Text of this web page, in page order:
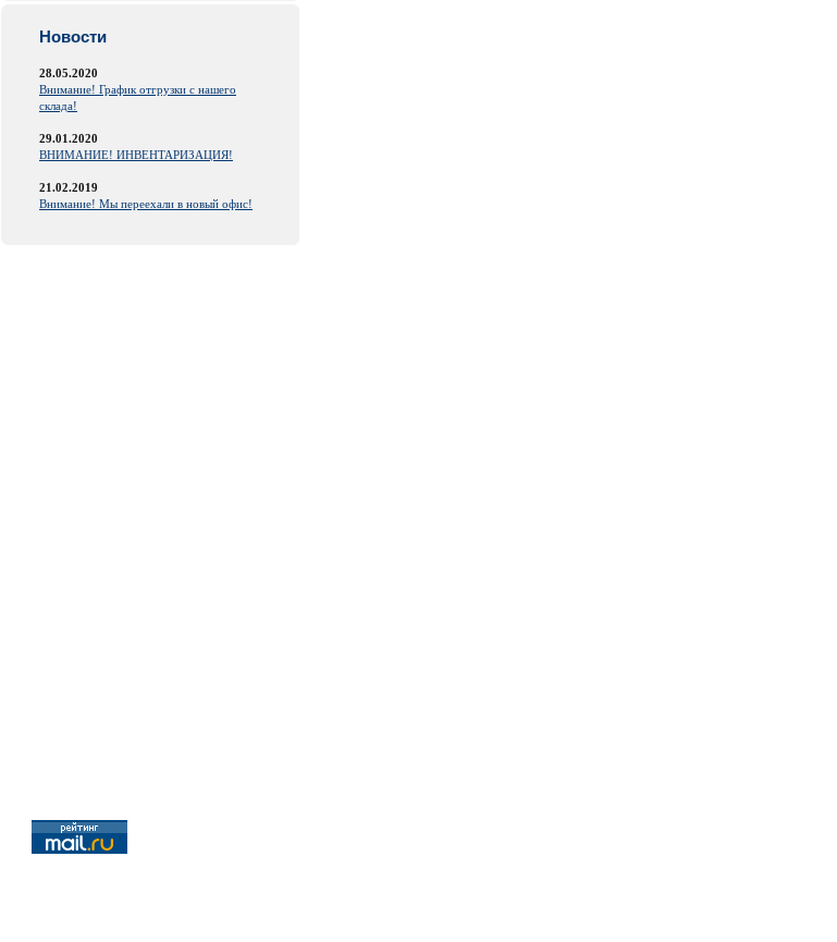
Новости
28.05.2020
Внимание! График отгрузки с нашего
склада!
29.01.2020
ВНИМАНИЕ! ИНВЕНТАРИЗАЦИЯ!
21.02.2019
Внимание! Мы переехали в новый офис!